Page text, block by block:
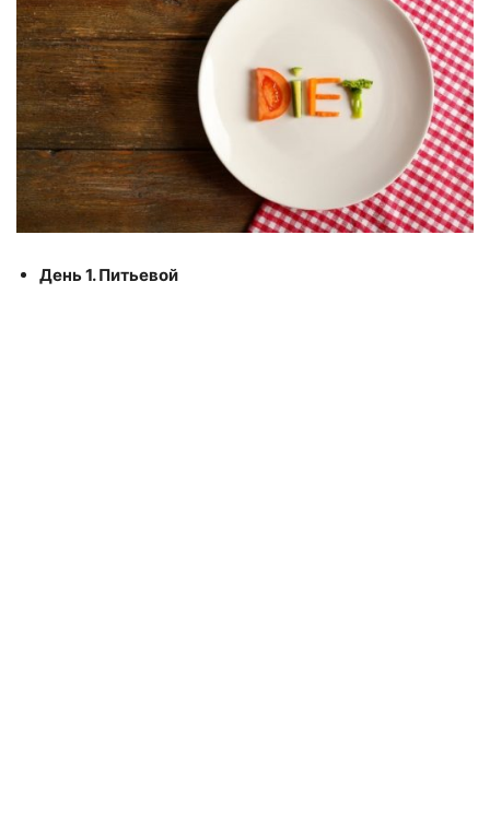
День 1. Питьевой